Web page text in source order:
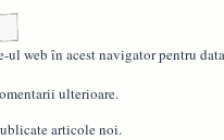
web în acest navigator pentru
ulterioare.
articole noi.